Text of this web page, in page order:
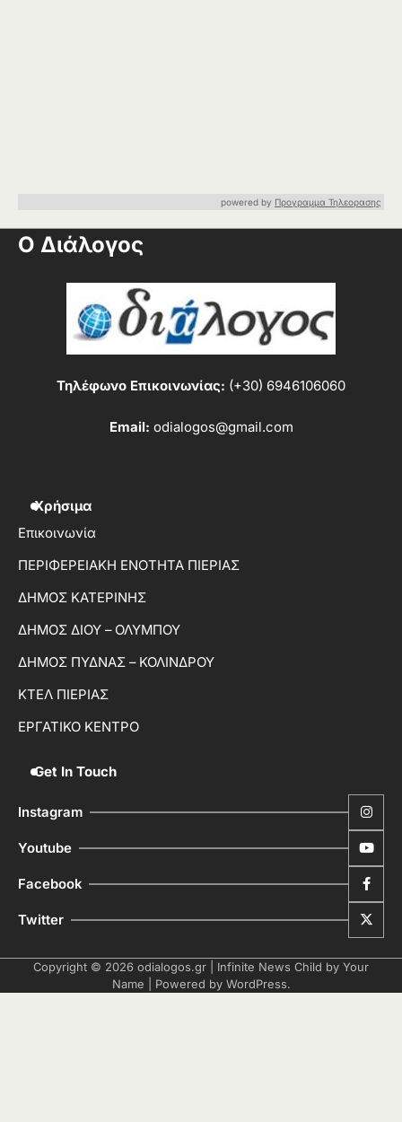
powered by Προγραμμα Τηλεορασης
Ο Διάλογος
Τηλέφωνο Επικοινωνίας: (+30) 6946106060
Email: odialogos@gmail.com
Χρήσιμα
Επικοινωνία
ΠΕΡΙΦΕΡΕΙΑΚΗ ΕΝΟΤΗΤΑ ΠΙΕΡΙΑΣ
ΔΗΜΟΣ ΚΑΤΕΡΙΝΗΣ
ΔΗΜΟΣ ΔΙΟΥ – ΟΛΥΜΠΟΥ
ΔΗΜΟΣ ΠΥΔΝΑΣ – ΚΟΛΙΝΔΡΟΥ
ΚΤΕΛ ΠΙΕΡΙΑΣ
ΕΡΓΑΤΙΚΟ ΚΕΝΤΡΟ
Get In Touch
Instagram
Youtube
Facebook
Twitter
Copyright © 2026 odialogos.gr | Infinite News Child by Your
Name | Powered by WordPress.